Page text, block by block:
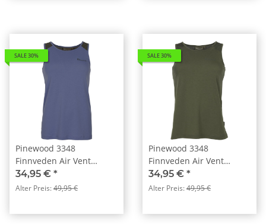
SALE 30%
Pinewood 3348
Finnveden Air Vent
Function Damen Tanktop
Lavender (554)
34,95 € *
Alter Preis:49,95 €
SALE 30%
Pinewood 3348
Finnveden Air Vent
Function Damen Tanktop
Mossgreen (135)
34,95 € *
Alter Preis:49,95 €